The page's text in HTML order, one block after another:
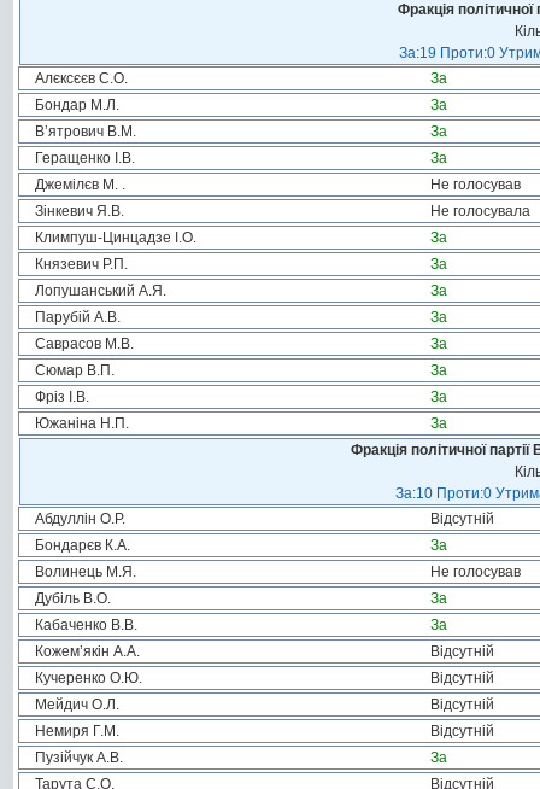
Фракція
За:19 Проти:0
Алєксєєв С.О.
За
Бондар М.Л.
За
В’ятрович В.М.
За
Геращенко І.В.
За
Джемілєв М. .
Не голосував
Зінкевич Я.В.
Не голосувала
Климпуш-Цинцадзе І.О.
За
Князевич Р.П.
За
Лопушанський А.Я.
За
Парубій А.В.
За
Саврасов М.В.
За
Сюмар В.П.
За
Фріз І.В.
За
Южаніна Н.П.
За
Фракція політичної
За:10 Проти:0
Абдуллін О.Р.
Відсутній
Бондарєв К.А.
За
Волинець М.Я.
Не голосував
Дубіль В.О.
За
Кабаченко В.В.
За
Кожем’якін А.А.
Відсутній
Кучеренко О.Ю.
Відсутній
Мейдич О.Л.
Відсутній
Немиря Г.М.
Відсутній
Пузійчук А.В.
За
Тарута С.О.
Відсутній